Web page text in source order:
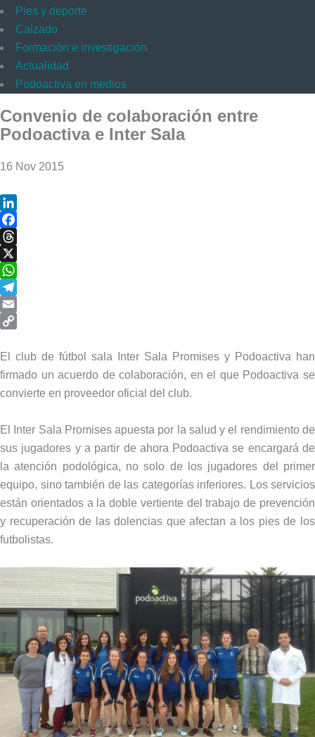
Pies y deporte
Calzado
Formación e investigación
Actualidad
Podoactiva en medios
Convenio de colaboración entre
Podoactiva e Inter Sala
16 Nov 2015
LinkedIn
Facebook
Threads
X
WhatsApp
Telegram
Email
Link
El club de fútbol sala Inter Sala Promises y Podoactiva han
firmado un acuerdo de colaboración, en el que Podoactiva se
convierte en proveedor oficial del club.
El Inter Sala Promises apuesta por la salud y el rendimiento de
sus jugadores y a partir de ahora Podoactiva se encargará de
la atención podológica, no solo de los jugadores del primer
equipo, sino también de las categorías inferiores. Los servicios
están orientados a la doble vertiente del trabajo de prevención
y recuperación de las dolencias que afectan a los pies de los
futbolistas.